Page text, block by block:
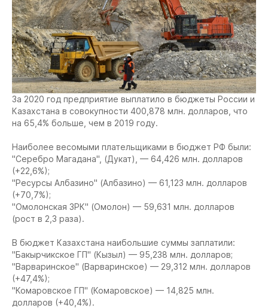
За 2020 год предприятие выплатило в бюджеты России и
Казахстана в совокупности 400,878 млн. долларов, что
на 65,4% больше, чем в 2019 году.
Наиболее весомыми плательщиками в бюджет РФ были:
"Серебро Магадана", (Дукат), — 64,426 млн. долларов
(+22,6%);
"Ресурсы Албазино" (Албазино) — 61,123 млн. долларов
(+70,7%);
"Омолонская ЗРК" (Омолон) — 59,631 млн. долларов
(рост в 2,3 раза).
В бюджет Казахстана наибольшие суммы заплатили:
"Бакырчикское ГП" (Кызыл) — 95,238 млн. долларов;
"Варваринское" (Варваринское) — 29,312 млн. долларов
(+47,4%);
"Комаровское ГП" (Комаровское) — 14,825 млн.
долларов (+40,4%).